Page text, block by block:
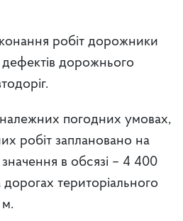
робіт дорожники
дорожнього
погодних умовах,
робіт заплановано на
в обсязі – 4 400
територіального